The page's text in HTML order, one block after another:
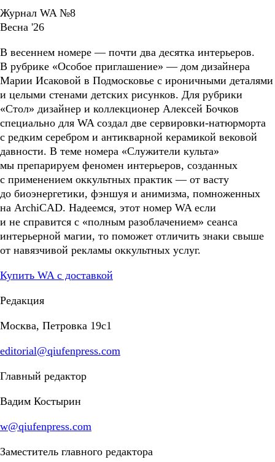
Журнал WA №8
Весна '26
В весеннем номере — почти два десятка интерьеров.
В рубрике «Особое приглашение» — дом дизайнера
Марии Исаковой в Подмосковье с ироничными деталями
и целыми стенами детских рисунков. Для рубрики
«Стол» дизайнер и коллекционер Алексей Бочков
специально для WA создал две сервировки-натюрморта
с редким серебром и антикварной керамикой вековой
давности. В теме номера «Служители культа»
мы препарируем феномен интерьеров, созданных
с применением оккультных практик — от васту
до биоэнергетики, фэншуя и анимизма, помноженных
на ArchiCAD. Надеемся, этот номер WA если
и не справится с «полным разоблачением» сеанса
интерьерной магии, то поможет отличить знаки свыше
от навязчивой рекламы оккультных услуг.
Купить WA с доставкой
Редакция
Москва, Петровка 19с1
editorial@qiufenpress.com
Главный редактор
Вадим Костырин
w@qiufenpress.com
Заместитель главного редактора